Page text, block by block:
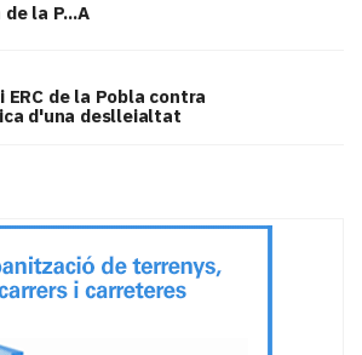
la P...A
ERC de la Pobla contra
d'una deslleialtat